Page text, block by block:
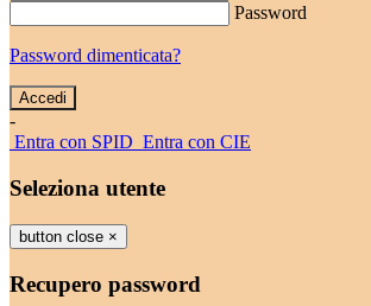
Password
Password dimenticata?
-
Entra con SPID Entra con CIE
Seleziona utente
button close ×
Recupero password